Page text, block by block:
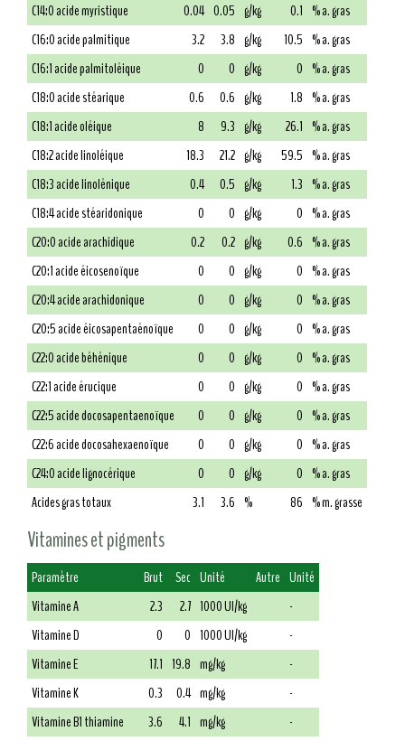
C14:0 acide myristique
0.04 0.05 g/kg 0.1 % a. gras
C16:0 acide palmitique
3.2 3.8 g/kg 10.5 % a. gras
C16:1 acide palmitoléique
0 0 g/kg 0 % a. gras
C18:0 acide stéarique
0.6 0.6 g/kg 1.8 % a. gras
C18:1 acide oléique
8 9.3 g/kg 26.1 % a. gras
C18:2 acide linoléique
18.3 21.2 g/kg 59.5 % a. gras
C18:3 acide linolénique
0.4 0.5 g/kg 1.3 % a. gras
C18:4 acide stéaridonique
0 0 g/kg 0 % a. gras
C20:0 acide arachidique
0.2 0.2 g/kg 0.6 % a. gras
C20:1 acide éicosenoïque
0 0 g/kg 0 % a. gras
C20:4 acide arachidonique
0 0 g/kg 0 % a. gras
C20:5 acide éicosapentaénoïque
0 0 g/kg 0 % a. gras
C22:0 acide béhénique
0 0 g/kg 0 % a. gras
C22:1 acide érucique
0 0 g/kg 0 % a. gras
C22:5 acide docosapentaenoïque
0 0 g/kg 0 % a. gras
C22:6 acide docosahexaenoïque
0 0 g/kg 0 % a. gras
C24:0 acide lignocérique
0 0 g/kg 0 % a. gras
Acides gras totaux
3.1 3.6 % 86 % m. grasse
Vitamines et pigments
Paramètre Brut Sec Unité Autre Unité
Vitamine A
2.3 2.7 1000 UI/kg
-
Vitamine D
0 0 1000 UI/kg
-
Vitamine E
17.1 19.8 mg/kg
-
Vitamine K
0.3 0.4 mg/kg
-
Vitamine B1 thiamine
3.6 4.1 mg/kg -